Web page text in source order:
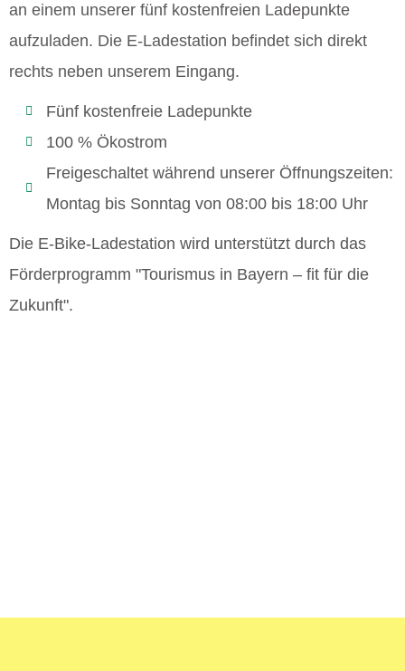
an einem unserer fünf kostenfreien Ladepunkte
aufzuladen. Die E-Ladestation befindet sich direkt
rechts neben unserem Eingang.
Fünf kostenfreie Ladepunkte
100 % Ökostrom
Freigeschaltet während unserer Öffnungszeiten:
Montag bis Sonntag von 08:00 bis 18:00 Uhr
Die E-Bike-Ladestation wird unterstützt durch das
Förderprogramm "Tourismus in Bayern – fit für die
Zukunft".